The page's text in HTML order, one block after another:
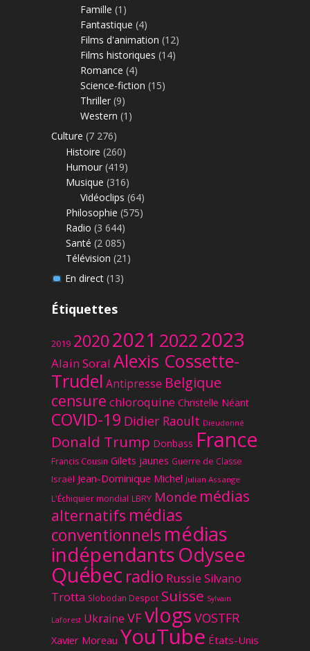
Famille (1)
Fantastique (4)
Films d'animation (12)
Films historiques (14)
Romance (4)
Science-fiction (15)
Thriller (9)
Western (1)
Culture (7 276)
Histoire (260)
Humour (419)
Musique (316)
Vidéoclips (64)
Philosophie (575)
Radio (3 644)
Santé (2 085)
Télévision (21)
En direct(13)
Étiquettes
2019 20202021 20222023
Alain Soral Alexis Cossette-
Trudel Antipresse Belgique
censure chloroquine Christelle Néant
COVID-19 Didier Raoult Dieudonné
Donald Trump Donbass France
Francis Cousin Gilets jaunes Guerre de Classe
Israël Jean-Dominique Michel Julian Assange
L'Échiquier mondial LBRY Monde médias
alternatifs médias
conventionnels médias
indépendantsOdysee
Québec radio Russie Silvano
Trotta Slobodan Despot Suisse Sylvain
Laforest Ukraine VFvlogs VOSTFR
Xavier Moreau YouTube États-Unis